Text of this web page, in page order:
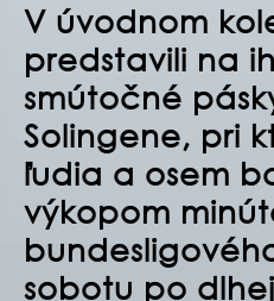
V úvodnom
predstavili na
smútočné
Solingene, pri
ľudia a osem
výkopom
sobotu po